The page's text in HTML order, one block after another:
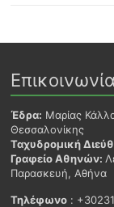
Επικοινωνία
Έδρα: Μαρίας
Θεσσαλονίκης
Ταχυδρομική
Γραφείο Αθηνών:
Παρασκευή, Αθήνα
Τηλέφωνο :